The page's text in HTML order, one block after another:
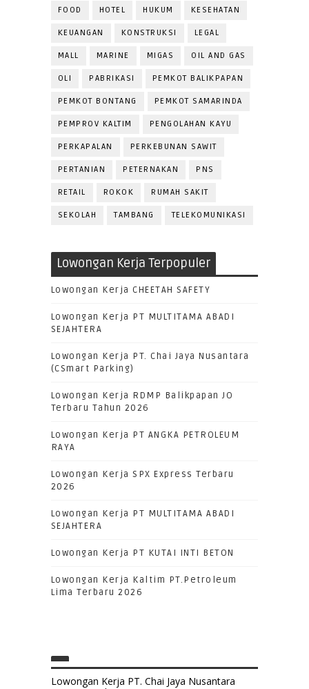
FOOD HOTEL HUKUM KESEHATAN
KEUANGAN KONSTRUKSI LEGAL
MALL MARINE MIGAS OIL AND GAS
OLI PABRIKASI PEMKOT BALIKPAPAN
PEMKOT BONTANG PEMKOT SAMARINDA
PEMPROV KALTIM PENGOLAHAN KAYU
PERKAPALAN PERKEBUNAN SAWIT
PERTANIAN PETERNAKAN PNS
RETAIL ROKOK RUMAH SAKIT
SEKOLAH TAMBANG TELEKOMUNIKASI
Lowongan Kerja Terpopuler
Lowongan Kerja CHEETAH SAFETY
Lowongan Kerja PT MULTITAMA ABADI
SEJAHTERA
Lowongan Kerja PT. Chai Jaya Nusantara
(CSmart Parking)
Lowongan Kerja RDMP Balikpapan JO
Terbaru Tahun 2026
Lowongan Kerja PT ANGKA PETROLEUM
RAYA
Lowongan Kerja SPX Express Terbaru
2026
Lowongan Kerja PT MULTITAMA ABADI
SEJAHTERA
Lowongan Kerja PT KUTAI INTI BETON
Lowongan Kerja Kaltim PT.Petroleum
Lima Terbaru 2026
Lowongan Kerja PT. Chai Jaya Nusantara